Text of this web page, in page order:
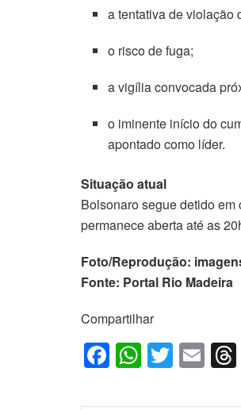
a tentativa de violação
o risco de fuga;
a vigília convocada
o iminente início do
apontado como líder.
Situação atual
Bolsonaro segue detido
permanece aberta até as
Foto/Reprodução:
Fonte: Portal Rio Madeira
Compartilhar
F W T E